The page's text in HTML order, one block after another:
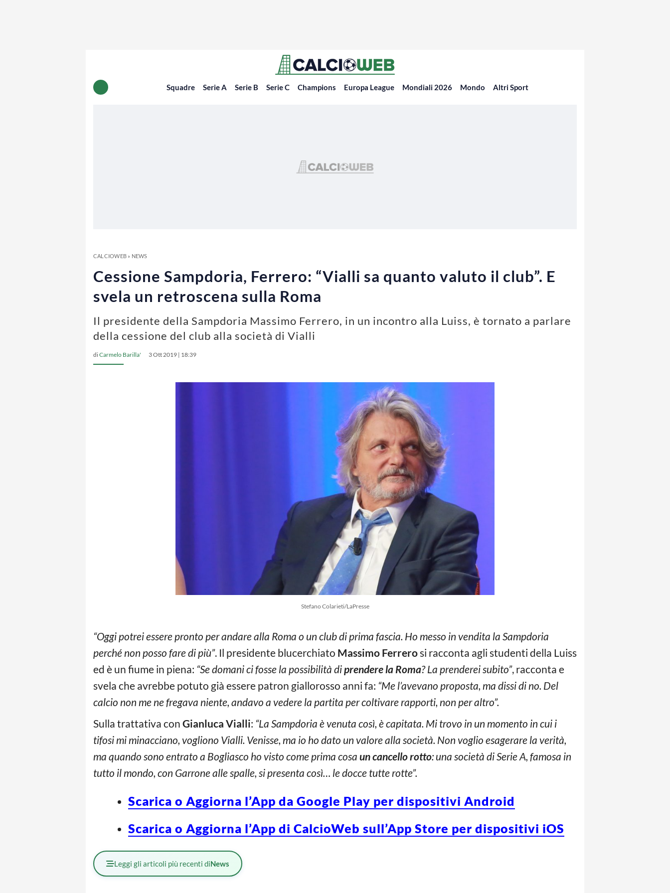
Squadre Serie A Serie B Serie C Champions Europa League Mondiali 2026 Mondo Altri Sport
CALCIOWEB» NEWS
Cessione Sampdoria, Ferrero: “Vialli sa quanto valuto il club”. E
svela un retroscena sulla Roma
Il presidente della Sampdoria Massimo Ferrero, in un incontro alla Luiss, è tornato a parlare
della cessione del club alla società di Vialli
diCarmelo Barilla' 3 Ott 2019 | 18:39
Stefano Colarieti/LaPresse
“Oggi potrei essere pronto per andare alla Roma o un club di prima fascia. Ho messo in vendita la Sampdoria
perché non posso fare di più”. Il presidente blucerchiato Massimo Ferrerosi racconta agli studenti della Luiss
ed è un fiume in piena: “Se domani ci fosse la possibilità diprendere la Roma? La prenderei subito”, racconta e
svela che avrebbe potuto già essere patron giallorosso anni fa: “Me l’avevano proposta, ma dissi di no. Del
calcio non me ne fregava niente, andavo a vedere la partita per coltivare rapporti, non per altro”.
Sulla trattativa con Gianluca Vialli: “La Sampdoria è venuta così, è capitata. Mi trovo in un momento in cui i
tifosi mi minacciano, vogliono Vialli. Venisse, ma io ho dato un valore alla società. Non voglio esagerare la verità,
ma quando sono entrato a Bogliasco ho visto come prima cosa un cancello rotto: una società di Serie A, famosa in
tutto il mondo, con Garrone alle spalle, si presenta così… le docce tutte rotte”.
Scarica o Aggiorna l’App da Google Play per dispositivi Android
Scarica o Aggiorna l’App di CalcioWeb sull’App Store per dispositivi iOS
Leggi gli articoli più recenti diNews